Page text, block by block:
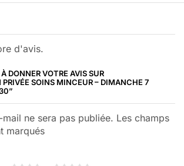
d'avis.
DONNER VOTRE AVIS SUR
SOINS MINCEUR – DIMANCHE 7
ne sera pas publiée. Les champs
marqués